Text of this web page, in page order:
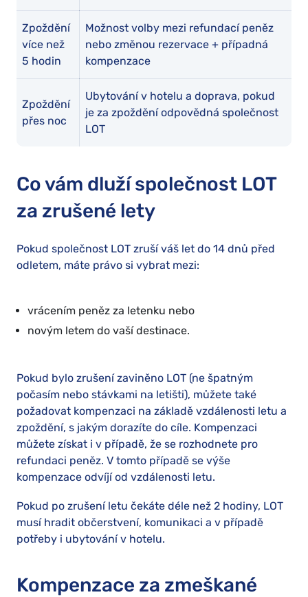
Zpoždění
více než
5 hodin
Možnost volby mezi refundací peněz
nebo změnou rezervace + případná
kompenzace
Zpoždění
přes noc
Ubytování v hotelu a doprava, pokud
je za zpoždění odpovědná společnost
LOT
Co vám dluží společnost LOT
za zrušené lety
Pokud společnost LOT zruší váš let do 14 dnů před
odletem, máte právo si vybrat mezi:
vrácením peněz za letenku nebo
novým letem do vaší destinace.
Pokud bylo zrušení zaviněno LOT (ne špatným
počasím nebo stávkami na letišti), můžete také
požadovat kompenzaci na základě vzdálenosti letu a
zpoždění, s jakým dorazíte do cíle. Kompenzaci
můžete získat i v případě, že se rozhodnete pro
refundaci peněz. V tomto případě se výše
kompenzace odvíjí od vzdálenosti letu.
Pokud po zrušení letu čekáte déle než 2 hodiny, LOT
musí hradit občerstvení, komunikaci a v případě
potřeby i ubytování v hotelu.
Kompenzace za zmeškané